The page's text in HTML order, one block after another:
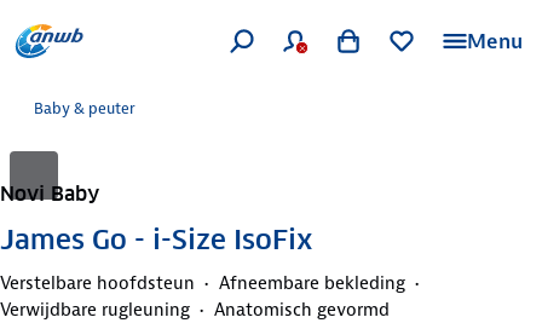
Menu
Baby & peuter
Novi Baby
James Go - i-Size IsoFix
Verstelbare hoofdsteun
Afneembare bekleding
Verwijdbare rugleuning
Anatomisch gevormd